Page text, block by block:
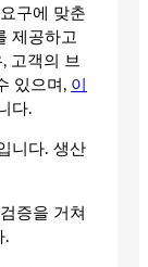
구에 맞춘
제공하고
고객의 브
있으며, 이
다.
니다. 생산
증을 거쳐
.